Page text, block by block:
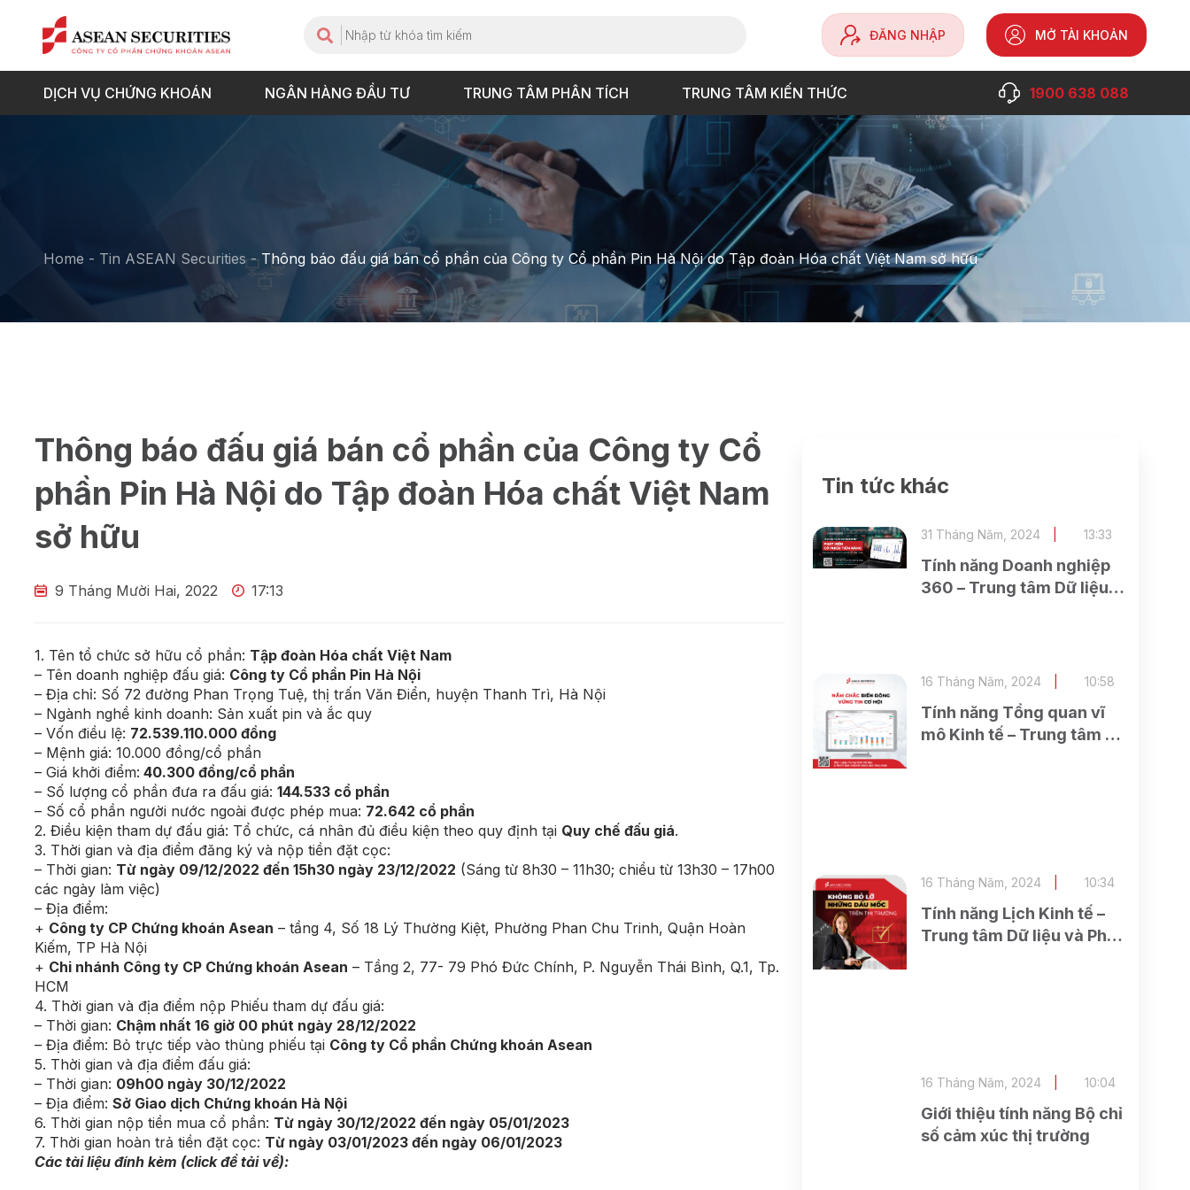
ĐĂNG NHẬP MỞ TÀI KHOẢN
DỊCH VỤ CHỨNG KHOÁN NGÂN HÀNG ĐẦU TƯ TRUNG TÂM PHÂN TÍCH TRUNG TÂM KIẾN THỨC 1900 638 088
Home - Tin ASEAN Securities- Thông báo đấu giá bán cổ phần của Công ty Cổ phần Pin Hà Nội do Tập đoàn Hóa chất Việt Nam sở hữu
Thông báo đấu giá bán cổ phần của Công ty Cổ
phần Pin Hà Nội do Tập đoàn Hóa chất Việt Nam
sở hữu
9 Tháng Mười Hai, 2022 17:13
1. Tên tổ chức sở hữu cổ phần: Tập đoàn Hóa chất Việt Nam
– Tên doanh nghiệp đấu giá: Công ty Cổ phần Pin Hà Nội
– Địa chỉ: Số 72 đường Phan Trọng Tuệ, thị trấn Văn Điển, huyện Thanh Trì, Hà Nội
– Ngành nghề kinh doanh: Sản xuất pin và ắc quy
– Vốn điều lệ: 72.539.110.000 đồng
– Mệnh giá: 10.000 đồng/cổ phần
– Giá khởi điểm: 40.300 đồng/cổ phần
– Số lượng cổ phần đưa ra đấu giá: 144.533 cổ phần
– Số cổ phần người nước ngoài được phép mua: 72.642 cổ phần
2. Điều kiện tham dự đấu giá: Tổ chức, cá nhân đủ điều kiện theo quy định tại Quy chế đấu giá.
3. Thời gian và địa điểm đăng ký và nộp tiền đặt cọc:
– Thời gian: Từ ngày 09/12/2022 đến 15h30 ngày 23/12/2022 (Sáng từ 8h30 – 11h30; chiều từ 13h30 – 17h00
các ngày làm việc)
– Địa điểm:
+ Công ty CP Chứng khoán Asean – tầng 4, Số 18 Lý Thường Kiệt, Phường Phan Chu Trinh, Quận Hoàn
Kiếm, TP Hà Nội
+ Chi nhánh Công ty CP Chứng khoán Asean – Tầng 2, 77- 79 Phó Đức Chính, P. Nguyễn Thái Bình, Q.1, Tp.
HCM
4. Thời gian và địa điểm nộp Phiếu tham dự đấu giá:
– Thời gian: Chậm nhất 16 giờ 00 phút ngày 28/12/2022
– Địa điểm: Bỏ trực tiếp vào thùng phiếu tại Công ty Cổ phần Chứng khoán Asean
5. Thời gian và địa điểm đấu giá:
– Thời gian: 09h00 ngày 30/12/2022
– Địa điểm: Sở Giao dịch Chứng khoán Hà Nội
6. Thời gian nộp tiền mua cổ phần: Từ ngày 30/12/2022 đến ngày 05/01/2023
7. Thời gian hoàn trả tiền đặt cọc: Từ ngày 03/01/2023 đến ngày 06/01/2023
Các tài liệu đính kèm (click để tải về):
Tin tức khác
Tính năng Doanh nghiệp
360 – Trung tâm Dữ liệu
31 Tháng Năm, 2024 13:33
Tính năng Tổng quan vĩ
mô Kinh tế – Trung tâm Dữ
16 Tháng Năm, 2024 10:58
Tính năng Lịch Kinh tế –
Trung tâm Dữ liệu và Phân
16 Tháng Năm, 2024 10:34
Giới thiệu tính năng Bộ chỉ
số cảm xúc thị trường
16 Tháng Năm, 2024 10:04